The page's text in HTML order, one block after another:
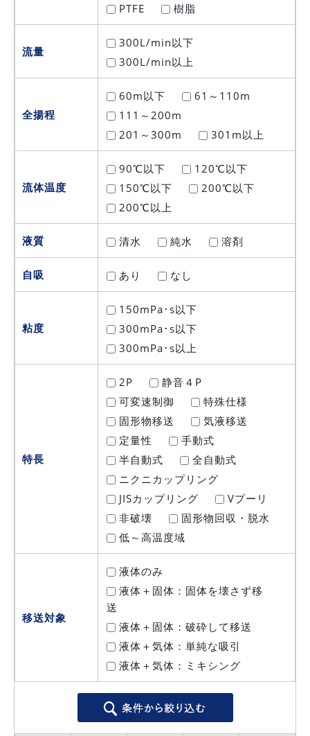
PTFE
樹脂
流量
300L/min以下
300L/min以上
全揚程
60m以下
61～110m
111～200m
201～300m
301m以上
流体温度
90℃以下
120℃以下
150℃以下
200℃以下
200℃以上
液質 清水 純水 溶剤
自吸 あり なし
粘度
150mPa･s以下
300mPa･s以下
300mPa･s以上
特長
2P
静音４P
可変速制御
特殊仕様
固形物移送
気液移送
定量性
手動式
半自動式
全自動式
ニクニカップリング
JISカップリング
Vプーリ
非破壊
固形物回収・脱水
低～高温度域
移送対象
液体のみ
液体＋固体：固体を壊さず移
送
液体＋固体：破砕して移送
液体＋気体：単純な吸引
液体＋気体：ミキシング